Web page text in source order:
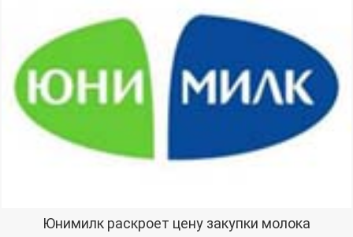
Юнимилк раскроет цену закупки молока